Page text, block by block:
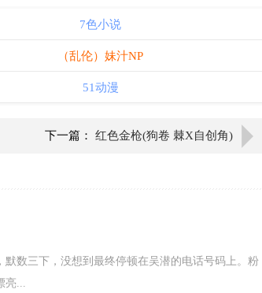
7色小说
（乱伦）妹汁NP
51动漫
下一篇： 红色金枪(狗卷 棘X自创角)
默数三下，没想到最终停顿在吴潜的电话号码上。粉
亮...